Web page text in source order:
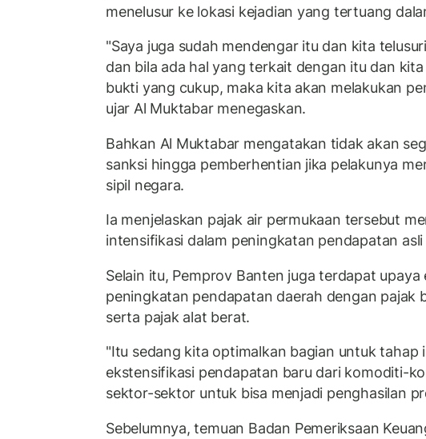
menelusur ke lokasi kejadian yang tertuang
"Saya juga sudah mendengar itu dan kita
dan bila ada hal yang terkait dengan itu dan
bukti yang cukup, maka kita akan melakukan
ujar Al Muktabar menegaskan.
Bahkan Al Muktabar mengatakan tidak akan
sanksi hingga pemberhentian jika pelakunya
sipil negara.
Ia menjelaskan pajak air permukaan tersebut
intensifikasi dalam peningkatan pendapatan asli
Selain itu, Pemprov Banten juga terdapat upaya
peningkatan pendapatan daerah dengan pajak
serta pajak alat berat.
"Itu sedang kita optimalkan bagian untuk tahap
ekstensifikasi pendapatan baru dari komoditi-
sektor-sektor untuk bisa menjadi penghasilan
Sebelumnya, temuan Badan Pemeriksaan